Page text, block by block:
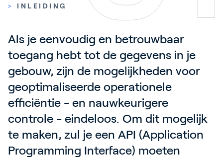
> INLEIDING
Als je eenvoudig en betrouwbaar
toegang hebt tot de gegevens in je
gebouw, zijn de mogelijkheden voor
geoptimaliseerde operationele
efficiëntie - en nauwkeurigere
controle - eindeloos. Om dit mogelijk
te maken, zul je een API (Application
Programming Interface) moeten